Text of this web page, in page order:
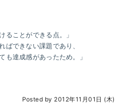
ることができる点。」
ばできない課題であり、
ったため。」
Posted by 2012年11月01日 (木)